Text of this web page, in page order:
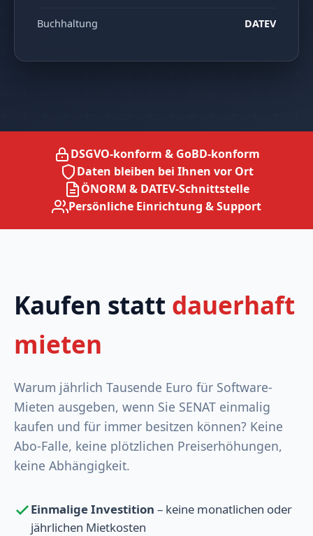
Buchhaltung DATEV
DSGVO-konform & GoBD-konform
Daten bleiben bei Ihnen vor Ort
ÖNORM & DATEV-Schnittstelle
Persönliche Einrichtung & Support
Kaufen statt dauerhaft
mieten
Warum jährlich Tausende Euro für Software-
Mieten ausgeben, wenn Sie SENAT einmalig
kaufen und für immer besitzen können? Keine
Abo-Falle, keine plötzlichen Preiserhöhungen,
keine Abhängigkeit.
Einmalige Investition – keine monatlichen oder
jährlichen Mietkosten